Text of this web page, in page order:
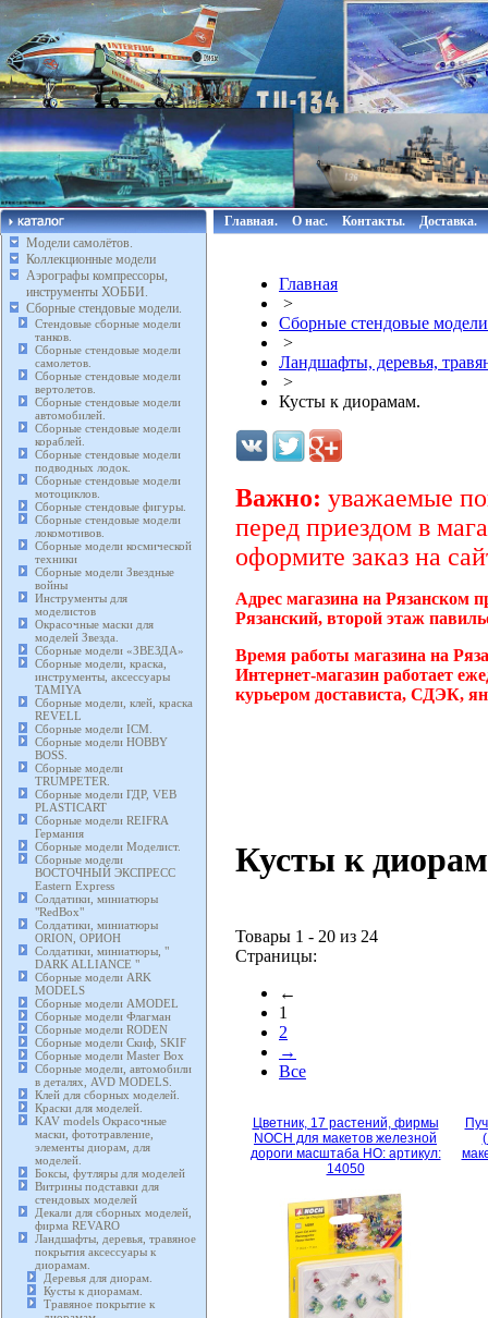
Модели самолётов.
Коллекционные модели
Аэрографы компрессоры,
инструменты ХОББИ.
Сборные стендовые модели.
Стендовые сборные модели
танков.
Сборные стендовые модели
самолетов.
Сборные стендовые модели
вертолетов.
Сборные стендовые модели
автомобилей.
Сборные стендовые модели
кораблей.
Сборные стендовые модели
подводных лодок.
Сборные стендовые модели
мотоциклов.
Сборные стендовые фигуры.
Сборные стендовые модели
локомотивов.
Сборные модели космической
техники
Сборные модели Звездные
войны
Инструменты для
моделистов
Окрасочные маски для
моделей Звезда.
Сборные модели «ЗВЕЗДА»
Сборные модели, краска,
инструменты, аксессуары
TAMIYA
Сборные модели, клей, краска
REVELL
Сборные модели ICM.
Сборные модели HOBBY
BOSS.
Сборные модели
TRUMPETER.
Сборные модели ГДР, VEB
PLASTICART
Сборные модели REIFRA
Германия
Сборные модели Моделист.
Сборные модели
ВОСТОЧНЫЙ ЭКСПРЕСС
Eastern Express
Солдатики, миниатюры
"RedBox"
Солдатики, миниатюры
ORION, ОРИОН
Солдатики, миниатюры, "
DARK ALLIANCE "
Сборные модели ARK
MODELS
Сборные модели AMODEL
Сборные модели Флагман
Сборные модели RODEN
Сборные модели Скиф, SKIF
Сборные модели Master Box
Сборные модели, автомобили
в деталях, AVD MODELS.
Клей для сборных моделей.
Краски для моделей.
KAV models Окрасочные
маски, фототравление,
элементы диорам, для
моделей.
Боксы, футляры для моделей
Витрины подставки для
стендовых моделей
Декали для сборных моделей,
фирма REVARO
Ландшафты, деревья, травяное
покрытия аксессуары к
диорамам.
Деревья для диорам.
Кусты к диорамам.
Травяное покрытие к
Главная. О нас. Контакты. Доставка.
Главная
>
Сборные стендовые
>
Ландшафты, деревья,
>
Кусты к диорамам.
Важно: уважаемые
перед приездом в
оформите заказ на
Адрес магазина на Рязанском
Рязанский, второй этаж
Время работы магазина на
Интернет-магазин работает
курьером достависта, СДЭК,
Кусты к
Товары 1 - 20 из 24
Страницы:
←
1
2
→
Все
Цветник, 17 растений, фирмы
NOCH для макетов железной
дороги масштаба HO: артикул:
14050